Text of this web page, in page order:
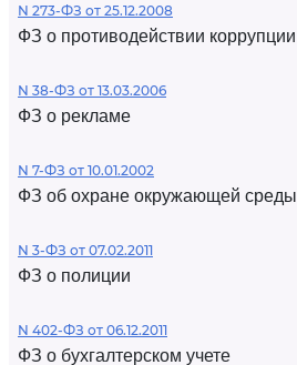
N 273-ФЗ от 25.12.2008
ФЗ о противодействии коррупции
N 38-ФЗ от 13.03.2006
ФЗ о рекламе
N 7-ФЗ от 10.01.2002
ФЗ об охране окружающей среды
N 3-ФЗ от 07.02.2011
ФЗ о полиции
N 402-ФЗ от 06.12.2011
ФЗ о бухгалтерском учете